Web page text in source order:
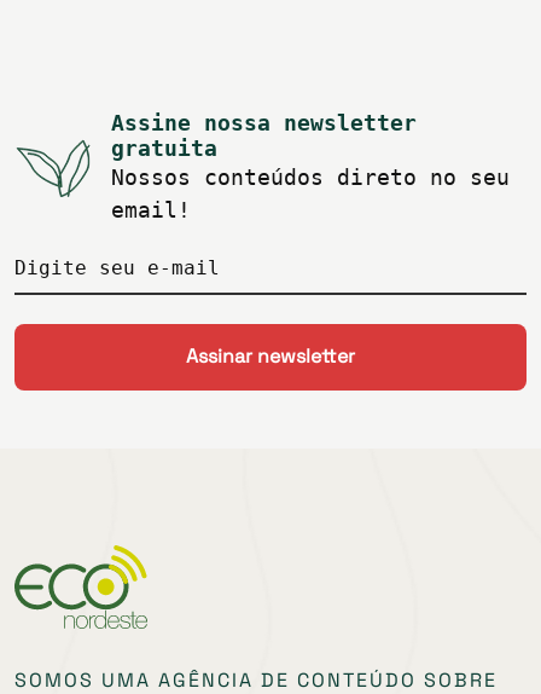
Assine nossa newsletter
gratuita
Nossos conteúdos direto no seu
email!
Digite seu e-mail
SOMOS UMA AGÊNCIA DE CONTEÚDO SOBRE